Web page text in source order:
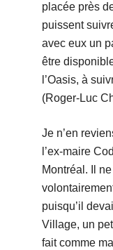
placée près
puissent
avec eux un
être
l’Oasis, à
(Roger-Luc
Je n’en
l’ex-maire
Montréal. Il
puisqu’il
Village, un
fait comme